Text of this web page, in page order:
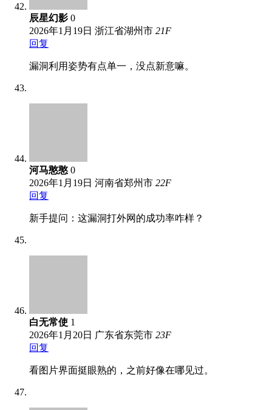
辰星幻影 0
2026年1月19日 浙江省湖州市 21F
回复
漏洞利用姿势有点单一，没点新意嘛。
河马憨憨 0
2026年1月19日 河南省郑州市 22F
回复
新手提问：这漏洞打外网的成功率咋样？
白无常使 1
2026年1月20日 广东省东莞市 23F
回复
看图片界面挺眼熟的，之前好像在哪见过。